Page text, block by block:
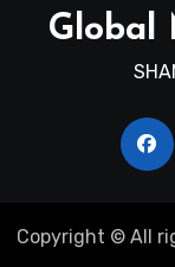
Global
Copyright © All